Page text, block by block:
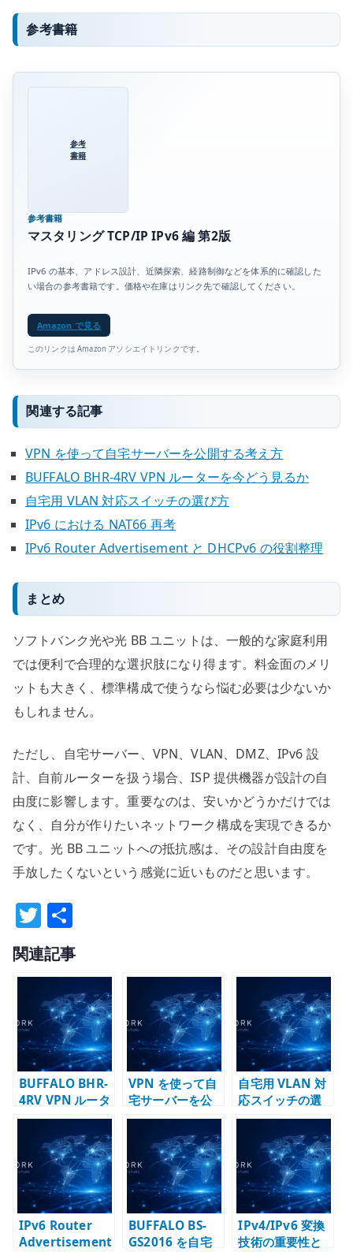
参考書籍
参考
書籍
参考書籍
マスタリング TCP/IP IPv6 編 第2版
IPv6 の基本、アドレス設計、近隣探索、経路制御などを体系的に確認した
い場合の参考書籍です。価格や在庫はリンク先で確認してください。
Amazon で見る
このリンクは Amazon アソシエイトリンクです。
関連する記事
VPN を使って自宅サーバーを公開する考え方
BUFFALO BHR-4RV VPN ルーターを今どう見るか
自宅用 VLAN 対応スイッチの選び方
IPv6 における NAT66 再考
IPv6 Router Advertisement と DHCPv6 の役割整理
まとめ
ソフトバンク光や光 BB ユニットは、一般的な家庭利用
では便利で合理的な選択肢になり得ます。料金面のメリ
ットも大きく、標準構成で使うなら悩む必要は少ないか
もしれません。
ただし、自宅サーバー、VPN、VLAN、DMZ、IPv6 設
計、自前ルーターを扱う場合、ISP 提供機器が設計の自
由度に影響します。重要なのは、安いかどうかだけでは
なく、自分が作りたいネットワーク構成を実現できるか
です。光 BB ユニットへの抵抗感は、その設計自由度を
手放したくないという感覚に近いものだと思います。
T
w
it
te
r
有
関連記事
BUFFALO BHR-
4RV VPN ルータ
ーを今どう見る
か – PPTP 時代
の自宅ネットワ
ーク機器を読み
替える
VPN を使って自
宅サーバーを公
開する考え方 –
共有回線、
DMZ、管理経路
を整理する
自宅用 VLAN 対
応スイッチの選
び方 – タグ
VLAN、管理機
能、仮想化環境
を整理する
IPv6 Router
Advertisement
BUFFALO BS-
GS2016 を自宅
IPv4/IPv6 変換
技術の重要性と